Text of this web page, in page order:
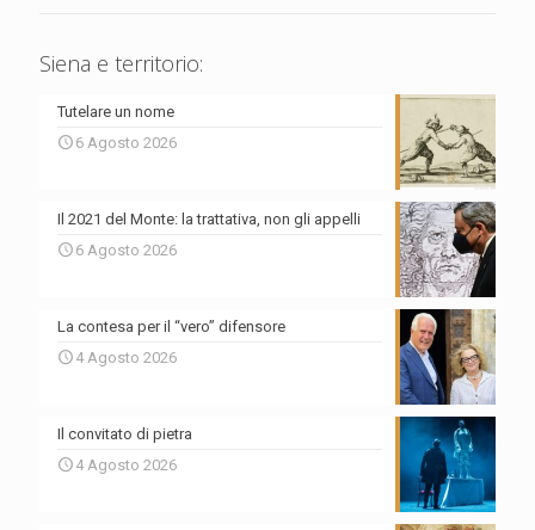
Siena e territorio:
Tutelare un nome
6 Agosto 2026
Il 2021 del Monte: la trattativa, non gli appelli
6 Agosto 2026
La contesa per il “vero” difensore
4 Agosto 2026
Il convitato di pietra
4 Agosto 2026